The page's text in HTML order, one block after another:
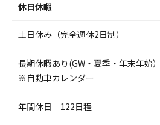
休日休暇
土日休み（完全週休2日制）
長期休暇あり(GW・夏季・年末年始）
※自動車カレンダー
年間休日 122日程